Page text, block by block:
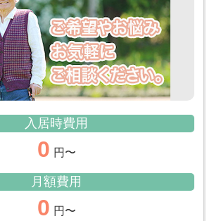
入居時費用
0 円〜
月額費用
0 円〜